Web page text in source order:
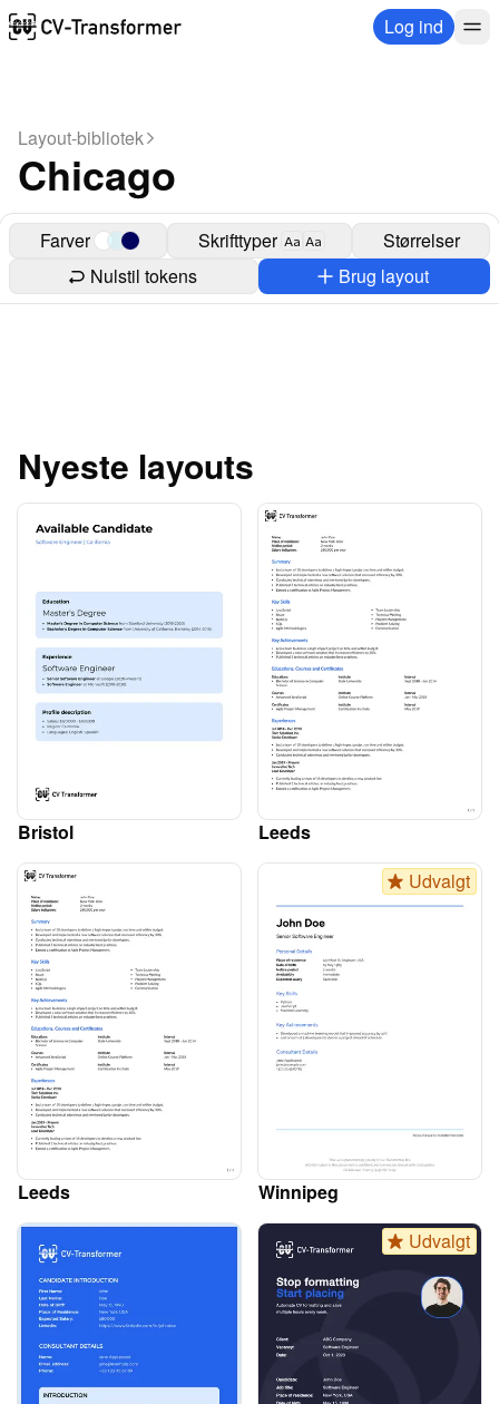
Log ind
Layout-bibliotek
Chicago
Farver Skrifttyper Aa Aa
Størrelser
Nulstil tokens
Brug layout
Nyeste layouts
Bristol Leeds
Leeds
Udvalgt
Winnipeg
Udvalgt